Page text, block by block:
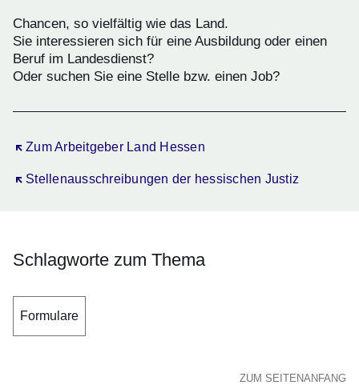
Chancen, so vielfältig wie das Land.
Sie interessieren sich für eine Ausbildung oder einen
Beruf im Landesdienst?
Oder suchen Sie eine Stelle bzw. einen Job?
Zum Arbeitgeber Land Hessen
Öffnet sich in einem neuen Fenster
Stellenausschreibungen der hessischen Justiz
Öffnet sich in einem neuen Fenster
Schlagworte zum Thema
Formulare
ZUM SEITENANFANG